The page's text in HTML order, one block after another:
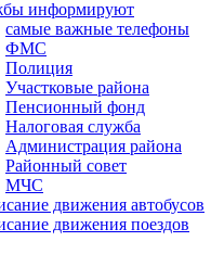
информируют
самые важные телефоны
ФМС
Полиция
Участковые района
Пенсионный фонд
Налоговая служба
Администрация района
Районный совет
МЧС
движения автобусов
движения поездов